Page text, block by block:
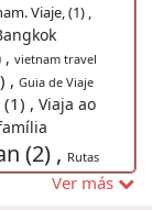
Viaje, (1) ,
, vietnam travel
, Guia de Viaje
, Viaja ao
(2) , Rutas
, Bahia deVer más